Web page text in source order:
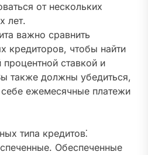
от нескольких
лет.
важно сравнить
кредиторов, чтобы найти
ставкой и
также должны убедиться,
ежемесячные платежи
типа кредитов⁚
Обеспеченные